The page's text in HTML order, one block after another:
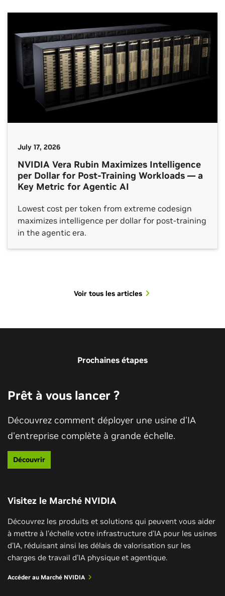
multiplier in driving token generation. Marking a
networking milestone, NVIDIA Spectrum-6 […]
July 17, 2026
NVIDIA Vera Rubin Maximizes Intelligence
per Dollar for Post-Training Workloads — a
Key Metric for Agentic AI
Lowest cost per token from extreme codesign
maximizes intelligence per dollar for post-training
in the agentic era.
Voir tous les articles
Usine d'IA pour la nouvelle révolution
industrielle
utilisées pour développer les usines d'IA sur
et de l'IA générative en temps réel.
Regarder maintenant
Prochaines étapes
Prêt à vous lancer ?
Découvrez comment déployer une usine d'IA
d'entreprise complète à grande échelle.
Découvrir
Visitez le Marché NVIDIA
Découvrez les produits et solutions qui peuvent vous aider
à mettre à l'échelle votre infrastructure d'IA pour les usines
d'IA, réduisant ainsi les délais de valorisation sur les
charges de travail d'IA physique et agentique.
Accéder au Marché NVIDIA